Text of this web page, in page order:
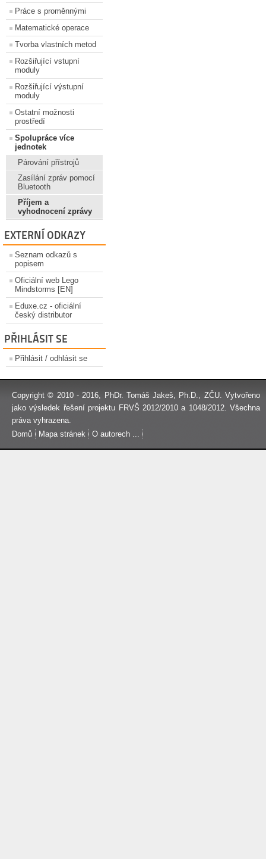
Práce s proměnnými
Matematické operace
Tvorba vlastních metod
Rozšiřující vstupní
moduly
Rozšiřující výstupní
moduly
Ostatní možnosti
prostředí
Spolupráce více
jednotek
Párování přístrojů
Zasílání zpráv pomocí
Bluetooth
Příjem a
vyhodnocení zprávy
EXTERNÍ ODKAZY
Seznam odkazů s
popisem
Oficiální web Lego
Mindstorms [EN]
Eduxe.cz - oficiální
český distributor
PŘIHLÁSIT SE
Přihlásit / odhlásit se
Copyright © 2010 - 2016, PhDr. Tomáš Jakeš, Ph.D., ZČU. Vytvořeno
jako výsledek řešení projektu FRVŠ 2012/2010 a 1048/2012. Všechna
práva vyhrazena.
Domů
Mapa stránek O autorech ...